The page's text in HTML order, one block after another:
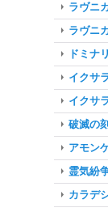
ラヴニ
ラヴニ
ドミナ
イクサ
イクサ
破滅の刻
アモン
霊気紛
カラデ